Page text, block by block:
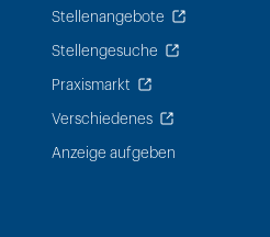
Stellenangebote
Stellengesuche
Praxismarkt
Verschiedenes
Anzeige aufgeben